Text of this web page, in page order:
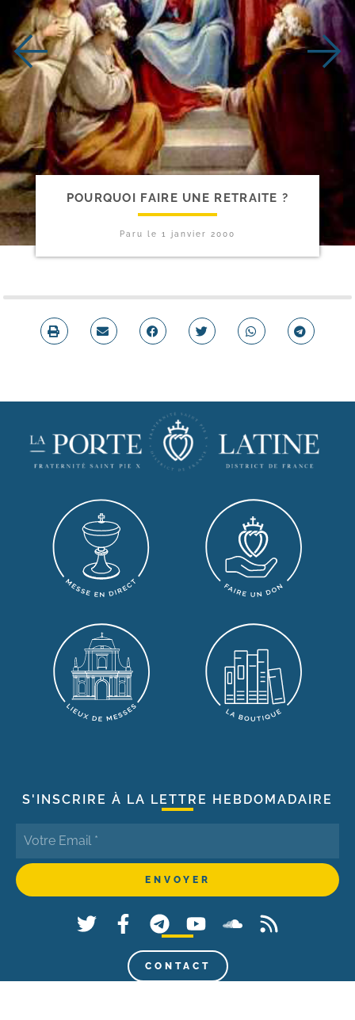
POURQUOI FAIRE UNE RETRAITE ?
Paru le 1 janvier 2000
S'INSCRIRE À LA LETTRE HEBDOMADAIRE
CONTACT